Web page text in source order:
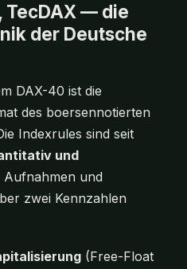
TecDAX — die
der Deutsche
DAX-40 ist die
des boersennotierten
Indexrules sind seit
und
und
zwei Kennzahlen
(Free-Float